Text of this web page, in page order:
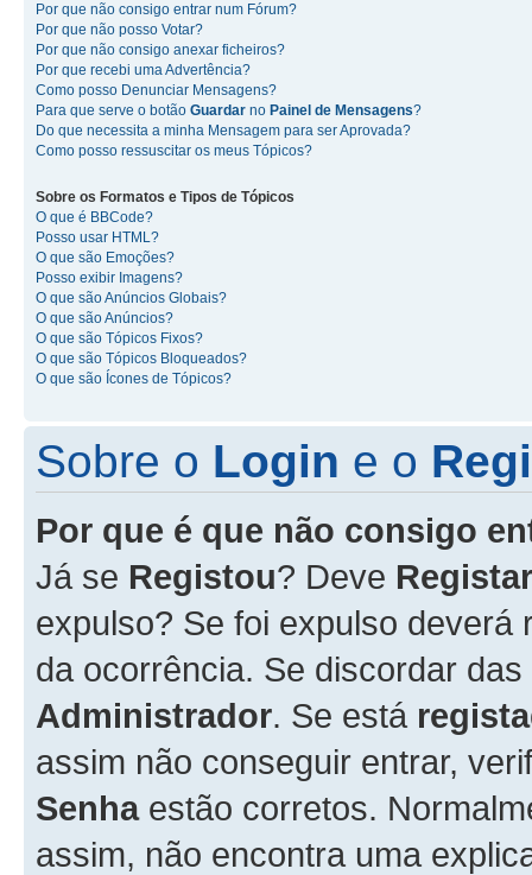
Por que não consigo entrar num Fórum?
Por que não posso Votar?
Por que não consigo anexar ficheiros?
Por que recebi uma Advertência?
Como posso Denunciar Mensagens?
Para que serve o botão Guardar no Painel de Mensagens?
Do que necessita a minha Mensagem para ser Aprovada?
Como posso ressuscitar os meus Tópicos?
Sobre os Formatos e Tipos de Tópicos
O que é BBCode?
Posso usar HTML?
O que são Emoções?
Posso exibir Imagens?
O que são Anúncios Globais?
O que são Anúncios?
O que são Tópicos Fixos?
O que são Tópicos Bloqueados?
O que são Ícones de Tópicos?
Sobre o Login e o
Por que é que não consigo
Já se Registou? Deve
expulso? Se foi expulso
da ocorrência. Se discordar
Administrador. Se está
assim não conseguir entrar,
Senhaestão corretos.
assim, não encontra uma